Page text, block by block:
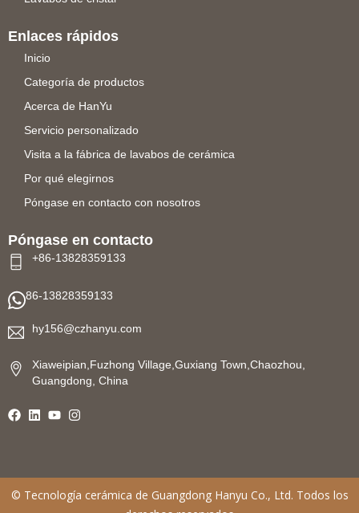
Enlaces rápidos
Inicio
Categoría de productos
Acerca de HanYu
Servicio personalizado
Visita a la fábrica de lavabos de cerámica
Por qué elegirnos
Póngase en contacto con nosotros
Póngase en contacto
+86-13828359133
86-13828359133
hy156@czhanyu.com
Xiaweipian,Fuzhong Village,Guxiang Town,Chaozhou,
Guangdong, China
© Tecnología cerámica de Guangdong Hanyu Co., Ltd. Todos los